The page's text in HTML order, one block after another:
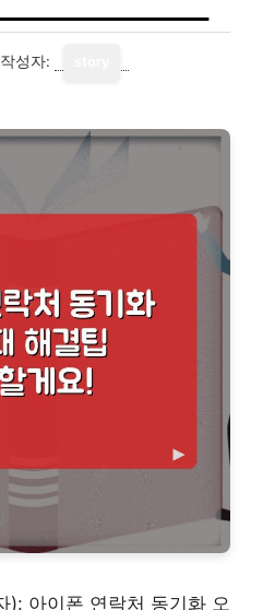
작성자:
아이폰 연락처 동기화 오